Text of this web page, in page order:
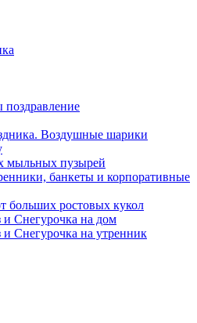
поздравление
Воздушные шарики
мыльных пузырей
банкеты и корпоративные
больших ростовых кукол
Снегурочка на дом
Снегурочка на утренник